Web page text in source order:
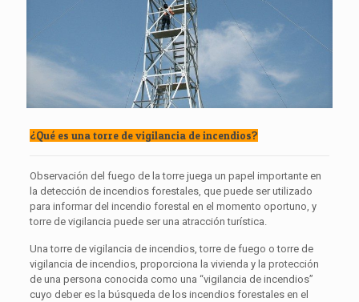
¿Qué es una torre de vigilancia de incendios?
Observación del fuego de la torre juega un papel importante en
la detección de incendios forestales, que puede ser utilizado
para informar del incendio forestal en el momento oportuno, y
torre de vigilancia puede ser una atracción turística.
Una torre de vigilancia de incendios, torre de fuego o torre de
vigilancia de incendios, proporciona la vivienda y la protección
de una persona conocida como una “vigilancia de incendios”
cuyo deber es la búsqueda de los incendios forestales en el